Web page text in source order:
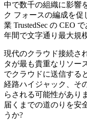
中で数千の組織に影響
ク フォースの編成を
業 TrustedSec の CEO
年間で文字通り最大規
現代のクラウド接続さ
タが最も貴重なリソー
でクラウドに送信する
経路ハイジャック、そ
らされる可能性があり
届くまでの道のりを安
うか?